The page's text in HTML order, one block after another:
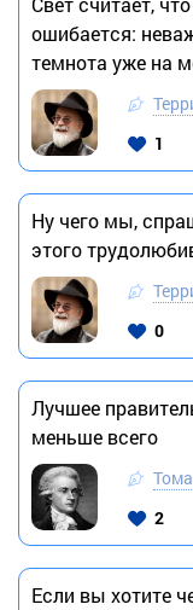
ошибается:
темнота уже на
1
Ну чего мы,
этого
0
Лучшее
меньше всего
2
Если вы хотите